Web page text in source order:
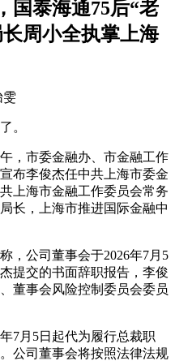
国泰海通75后“老
周小全执掌上海
雯
。
，市委金融办、市金融工作
布李俊杰任中共上海市委金
上海市金融工作委员会常务
长，上海市推进国际金融中
，公司董事会于2026年7月5
提交的书面辞职报告，李俊
董事会风险控制委员会委员
7月5日起代为履行总裁职
公司董事会将按照法律法规